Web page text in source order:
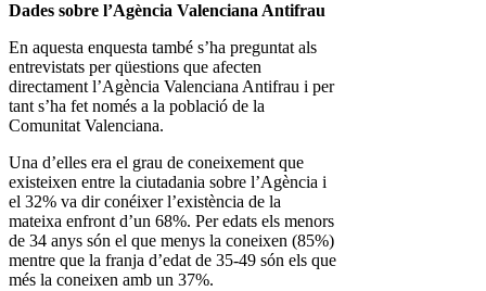
Dades sobre l’Agència Valenciana Antifrau
En aquesta enquesta també s’ha preguntat als
entrevistats per qüestions que afecten
directament l’Agència Valenciana Antifrau i per
tant s’ha fet només a la població de la
Comunitat Valenciana.
Una d’elles era el grau de coneixement que
existeixen entre la ciutadania sobre l’Agència i
el 32% va dir conéixer l’existència de la
mateixa enfront d’un 68%. Per edats els menors
de 34 anys són el que menys la coneixen (85%)
mentre que la franja d’edat de 35-49 són els que
més la coneixen amb un 37%.